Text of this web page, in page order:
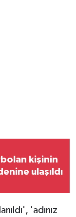
kişinin
ulaşıldı
'adınız